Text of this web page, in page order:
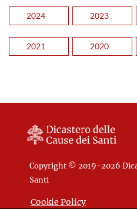
2024 2023
2021 2020
Copyright © 2019-2026
Santi
Cookie Policy